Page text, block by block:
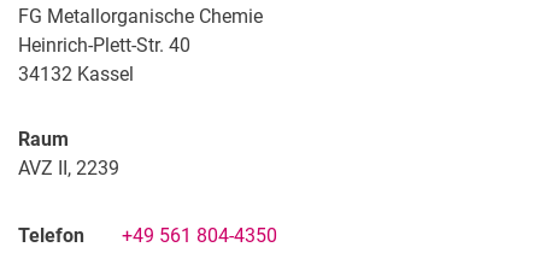
FG Metallorganische Chemie
Heinrich-Plett-Str. 40
34132 Kassel
Raum
AVZ II, 2239
Telefon
+49 561 804-4350